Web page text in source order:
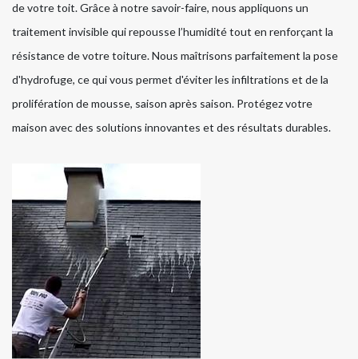
de votre toit. Grâce à notre savoir-faire, nous appliquons un
traitement invisible qui repousse l’humidité tout en renforçant la
résistance de votre toiture. Nous maîtrisons parfaitement la pose
d'hydrofuge, ce qui vous permet d'éviter les infiltrations et de la
prolifération de mousse, saison après saison. Protégez votre
maison avec des solutions innovantes et des résultats durables.